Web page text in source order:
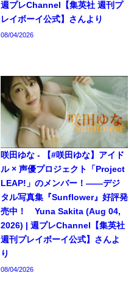
週プレChannel【集英社 週刊プ
レイボーイ公式】さんより
08/04/2026
咲田ゆな - 【#咲田ゆな】アイド
ル × 声優プロジェクト「Project
LEAP!」のメンバー！――デジ
タル写真集『Sunflower』好評発
売中！ Yuna Sakita (Aug 04,
2026) | 週プレChannel【集英社
週刊プレイボーイ公式】さんよ
り
08/04/2026